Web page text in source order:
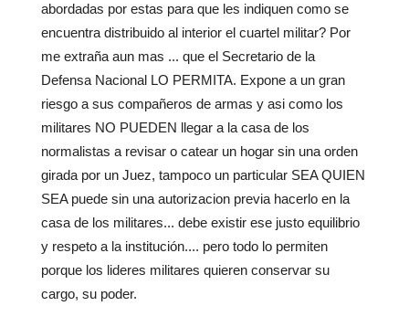
abordadas por estas para que les indiquen como se
encuentra distribuido al interior el cuartel militar? Por
me extraña aun mas ... que el Secretario de la
Defensa Nacional LO PERMITA. Expone a un gran
riesgo a sus compañeros de armas y asi como los
militares NO PUEDEN llegar a la casa de los
normalistas a revisar o catear un hogar sin una orden
girada por un Juez, tampoco un particular SEA QUIEN
SEA puede sin una autorizacion previa hacerlo en la
casa de los militares... debe existir ese justo equilibrio
y respeto a la institución.... pero todo lo permiten
porque los lideres militares quieren conservar su
cargo, su poder.